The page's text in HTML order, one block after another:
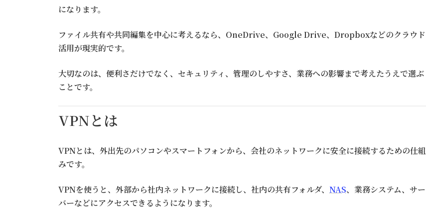
になります。
ファイル共有や共同編集を中心に考えるなら、OneDrive、Google Drive、Dropboxなどのクラウド
活用が現実的です。
大切なのは、便利さだけでなく、セキュリティ、管理のしやすさ、業務への影響まで考えたうえで選ぶ
ことです。
VPNとは
VPNとは、外出先のパソコンやスマートフォンから、会社のネットワークに安全に接続するための仕組
みです。
VPNを使うと、外部から社内ネットワークに接続し、社内の共有フォルダ、 NAS、業務システム、サー
バーなどにアクセスできるようになります。